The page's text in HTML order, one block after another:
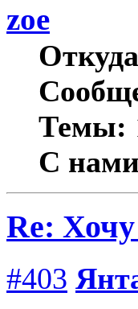
zoe
Темы:
С
Re:
#403